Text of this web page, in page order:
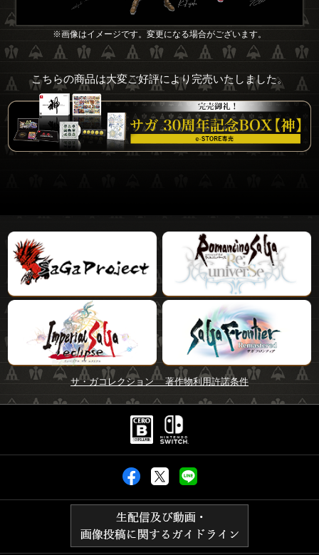
※画像はイメージです。変更になる場合がございます。
こちらの商品は大変ご好評により完売いたしました。
サ・ガコレクション 著作物利用許諾条件